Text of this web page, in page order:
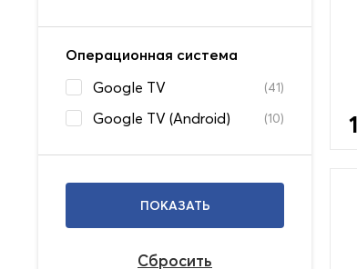
Операционная система
Google TV
(41)
Google TV (Android) (10)